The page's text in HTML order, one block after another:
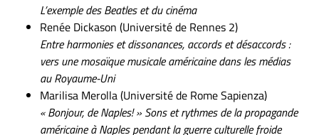
L’exemple des Beatles et du cinéma
Renée Dickason (Université de Rennes 2)
Entre harmonies et dissonances, accords et désaccords :
vers une mosaïque musicale américaine dans les médias
au Royaume-Uni
Marilisa Merolla (Université de Rome Sapienza)
« Bonjour, de Naples! » Sons et rythmes de la propagande
américaine à Naples pendant la guerre culturelle froide